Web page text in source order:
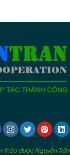
thảo dược Nguyễn Trần